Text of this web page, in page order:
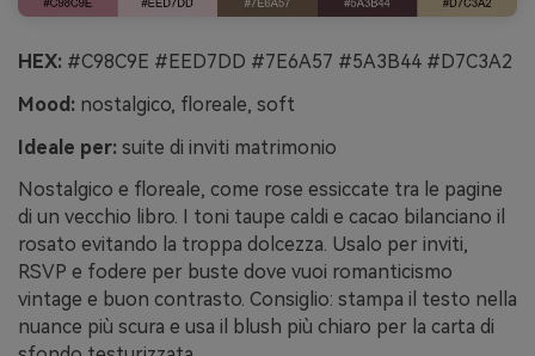
HEX: #C98C9E #EED7DD #7E6A57 #5A3B44 #D7C3A2
Mood: nostalgico, floreale, soft
Ideale per: suite di inviti matrimonio
Nostalgico e floreale, come rose essiccate tra le pagine
di un vecchio libro. I toni taupe caldi e cacao bilanciano il
rosato evitando la troppa dolcezza. Usalo per inviti,
RSVP e fodere per buste dove vuoi romanticismo
vintage e buon contrasto. Consiglio: stampa il testo nella
nuance più scura e usa il blush più chiaro per la carta di